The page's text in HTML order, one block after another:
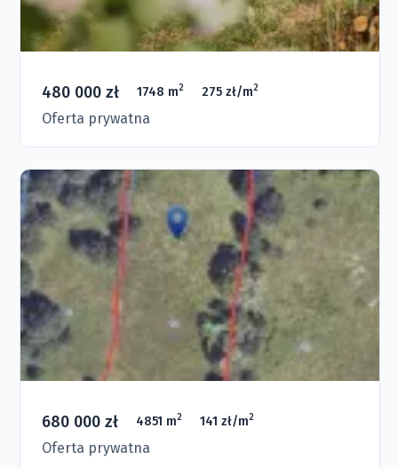
480 000 zł 1748 m2 275 zł/m2
Oferta prywatna
680 000 zł 4851 m2 141 zł/m2
Oferta prywatna